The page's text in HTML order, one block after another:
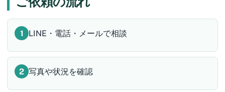
LINE・電話・メールで相談
写真や状況を確認